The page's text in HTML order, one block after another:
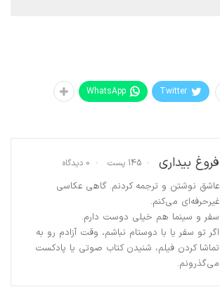
Twitter
WhatsApp
فروغ بیداری 145 پست 0 دیدگاه
عاشق نوشتن و ترجمه کردنم. گاهی عکاسی
غیرحرفه‌ای می‌کنم.
سفر و سینما هم خیلی دوست دارم.
اگر تو سفر یا با دوستام نباشم، وقت آزادم رو به
تماشا کردن فیلم، شنیدن کتاب صوتی یا پادکست
می‌گذرونم.